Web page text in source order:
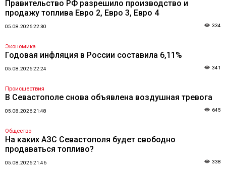
Правительство РФ разрешило производство и
продажу топлива Евро 2, Евро 3, Евро 4
05.08.2026 22:30 334
Экономика
Годовая инфляция в России составила 6,11%
05.08.2026 22:24 341
Происшествия
В Севастополе снова объявлена воздушная тревога
05.08.2026 21:48 645
Общество
На каких АЗС Севастополя будет свободно
продаваться топливо?
05.08.2026 21:46 338